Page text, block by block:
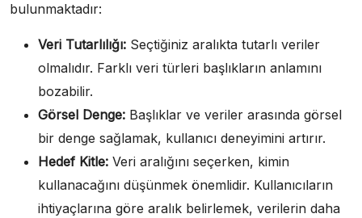
bulunmaktadır:
Veri Tutarlılığı: Seçtiğiniz aralıkta tutarlı veriler
olmalıdır. Farklı veri türleri başlıkların anlamını
bozabilir.
Görsel Denge: Başlıklar ve veriler arasında görsel
bir denge sağlamak, kullanıcı deneyimini artırır.
Hedef Kitle: Veri aralığını seçerken, kimin
kullanacağını düşünmek önemlidir. Kullanıcıların
ihtiyaçlarına göre aralık belirlemek, verilerin daha